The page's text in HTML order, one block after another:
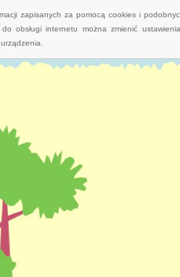
zapisanych za pomocą cookies i
obsługi internetu można zmienić